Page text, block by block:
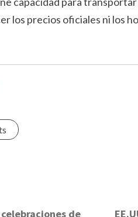
los precios oficiales ni los
de